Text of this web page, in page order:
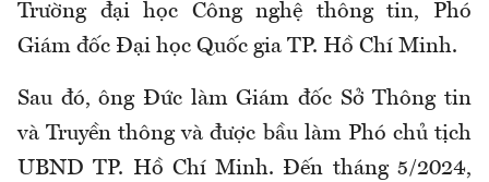
Trường đại học Công nghệ thông tin, Phó
Giám đốc Đại học Quốc gia TP. Hồ Chí Minh.
Sau đó, ông Đức làm Giám đốc Sở Thông tin
và Truyền thông và được bầu làm Phó chủ tịch
UBND TP. Hồ Chí Minh. Đến tháng 5/2024,